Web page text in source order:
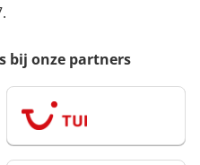
bij onze partners